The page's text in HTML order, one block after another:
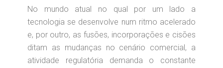
No mundo atual no qual por um lado a
tecnologia se desenvolve num ritmo acelerado
e, por outro, as fusões, incorporações e cisões
ditam as mudanças no cenário comercial, a
atividade regulatória demanda o constante